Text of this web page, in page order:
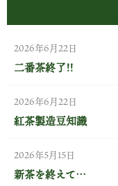
二番茶終了!!
2026年6月22日
紅茶製造豆知識
2026年6月22日
新茶を終えて…
2026年5月15日